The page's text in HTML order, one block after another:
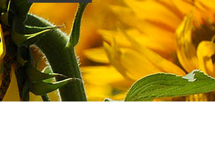
Nuestra opinión